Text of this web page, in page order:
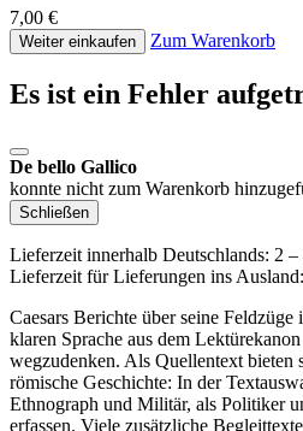
7,00 €
Weiter einkaufen Zum Warenkorb
Es ist ein Fehler
De bello Gallico
konnte nicht zum Warenkorb
Schließen
Lieferzeit innerhalb Deutschlands: 2 –
Lieferzeit für Lieferungen ins
Caesars Berichte über seine
klaren Sprache aus dem
wegzudenken. Als Quellentext
römische Geschichte: In der
Ethnograph und Militär, als Politiker
erfassen. Viele zusätzliche